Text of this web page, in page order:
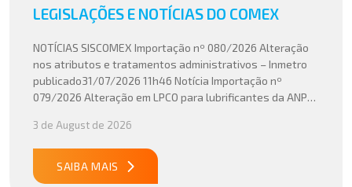
LEGISLAÇÕES E NOTÍCIAS DO COMEX
NOTÍCIAS SISCOMEX Importação nº 080/2026 Alteração
nos atributos e tratamentos administrativos – Inmetro
publicado31/07/2026 11h46 Notícia Importação nº
079/2026 Alteração em LPCO para lubrificantes da ANP
078/2026 Atualização do cálculo do Imposto de
Importação no Acordo Mercosul – União Europeia
publicado29/07/2026 18h47 Notícia PUBLICADO DOU
31/07/26 ATO CONJUNTO RFB/CGIBS Nº […]
3 de August de 2026
SAIBA MAIS